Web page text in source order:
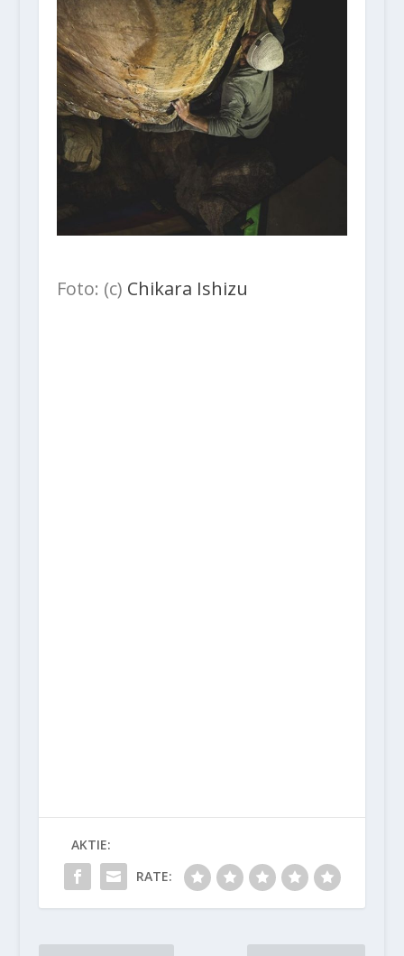
Foto: (c) Chikara Ishizu
AKTIE:
RATE: